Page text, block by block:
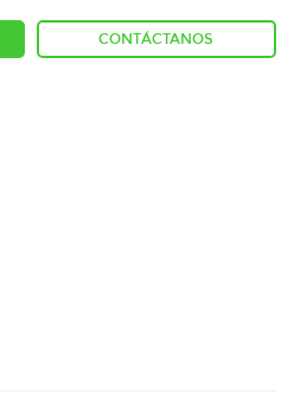
CONTÁCTANOS